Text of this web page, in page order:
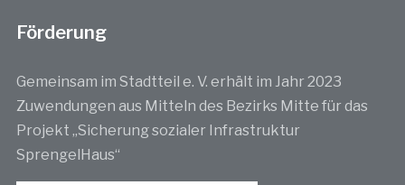
Förderung
Gemeinsam im Stadtteil e. V. erhält im Jahr 2023
Zuwendungen aus Mitteln des Bezirks Mitte für das
Projekt „Sicherung sozialer Infrastruktur
SprengelHaus“